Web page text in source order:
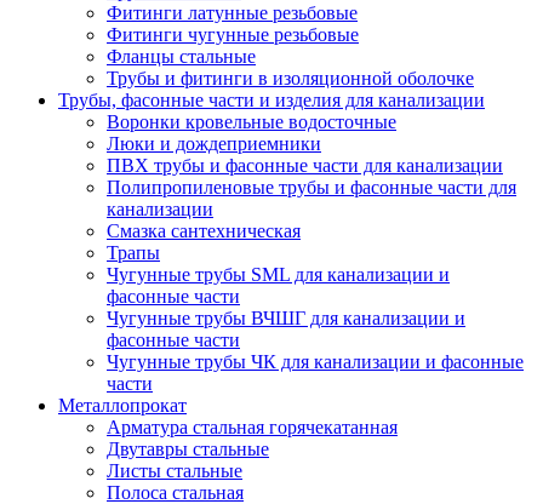
Фитинги латунные резьбовые
Фитинги чугунные резьбовые
Фланцы стальные
Трубы и фитинги в изоляционной оболочке
Трубы, фасонные части и изделия для канализации
Воронки кровельные водосточные
Люки и дождеприемники
ПВХ трубы и фасонные части для канализации
Полипропиленовые трубы и фасонные части для
канализации
Смазка сантехническая
Трапы
Чугунные трубы SML для канализации и
фасонные части
Чугунные трубы ВЧШГ для канализации и
фасонные части
Чугунные трубы ЧК для канализации и фасонные
части
Металлопрокат
Арматура стальная горячекатанная
Двутавры стальные
Листы стальные
Полоса стальная